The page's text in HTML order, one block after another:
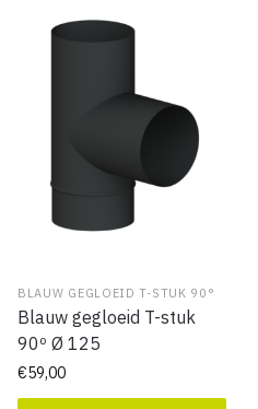
BLAUW GEGLOEID T-STUK 90°
Blauw gegloeid T-stuk
90º Ø 125
€59,00